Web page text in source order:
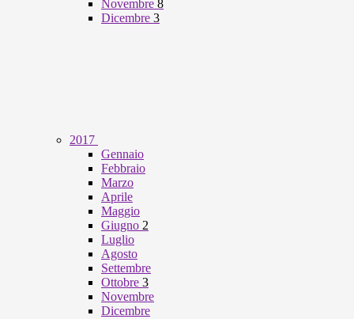
Novembre 8
Dicembre 3
2017
Gennaio
Febbraio
Marzo
Aprile
Maggio
Giugno 2
Luglio
Agosto
Settembre
Ottobre 3
Novembre
Dicembre